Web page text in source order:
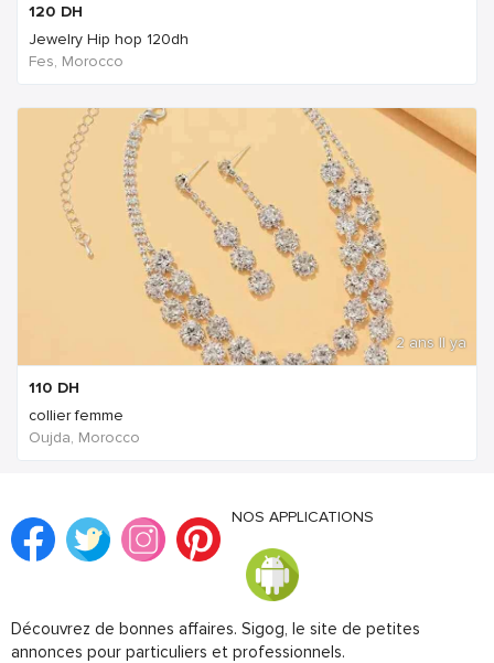
120 DH
Jewelry Hip hop 120dh
Fes, Morocco
2 ans Il ya
110 DH
collier femme
Oujda, Morocco
NOS APPLICATIONS
Découvrez de bonnes affaires. Sigog, le site de petites
annonces pour particuliers et professionnels.